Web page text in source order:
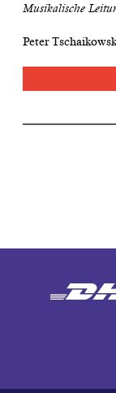
Musikalische
Peter